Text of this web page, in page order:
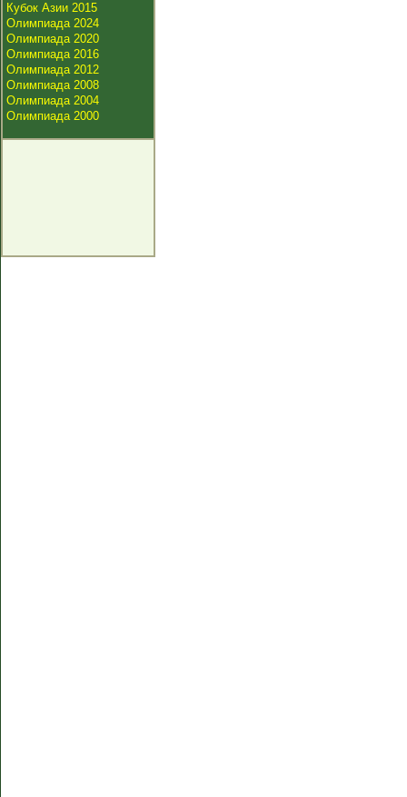
Кубок Азии 2015
Олимпиада 2024
Олимпиада 2020
Олимпиада 2016
Олимпиада 2012
Олимпиада 2008
Олимпиада 2004
Олимпиада 2000